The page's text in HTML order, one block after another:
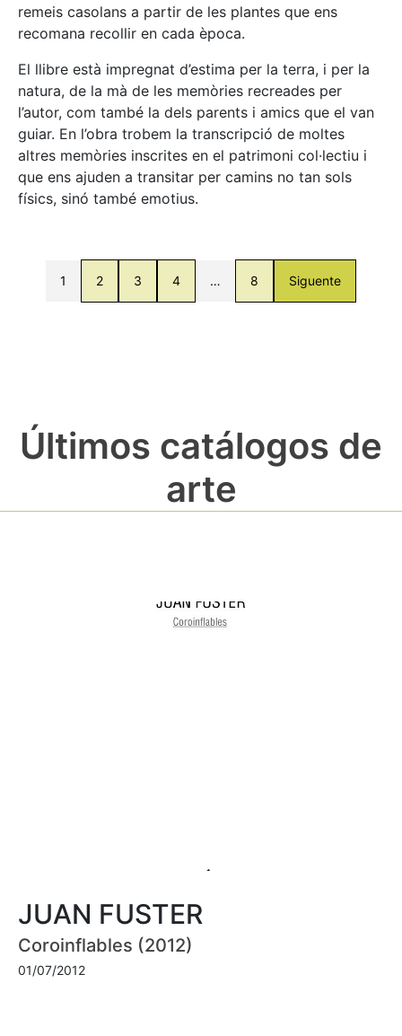
remeis casolans a partir de les plantes que ens
recomana recollir en cada època.
El llibre està impregnat d’estima per la terra, i per la
natura, de la mà de les memòries recreades per
l’autor, com també la dels parents i amics que el van
guiar. En l’obra trobem la transcripció de moltes
altres memòries inscrites en el patrimoni col·lectiu i
que ens ajuden a transitar per camins no tan sols
físics, sinó també emotius.
1 2 3 4 … 8 Siguente
Últimos catálogos de
arte
JUAN FUSTER
Coroinflables (2012)
01/07/2012